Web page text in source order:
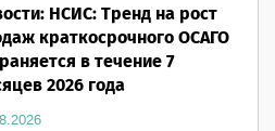
НСИС: Тренд на рост
краткосрочного ОСАГО
в течение 7
2026 года